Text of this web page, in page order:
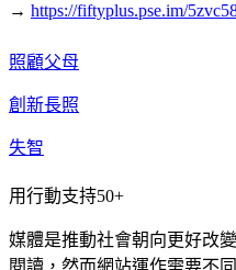
→ https://fiftyplus.pse.im/
照顧父母
創新長照
失智
用行動支持50+
媒體是推動社會朝向更好改
閱讀，然而網站運作需要不